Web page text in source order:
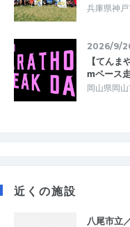
兵庫県神
2026/9/
【てん
mペース
岡山県岡
近くの施設
八尾市立